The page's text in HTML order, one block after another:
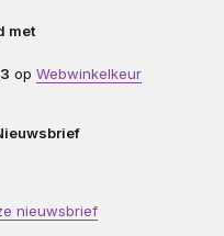
met
op Webwinkelkeur
nieuwsbrief